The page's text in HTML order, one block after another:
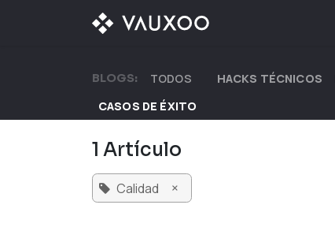
BLOGS: TODOS HACKS TÉCNICOS
CASOS DE ÉXITO
1 Artículo
Calidad ×